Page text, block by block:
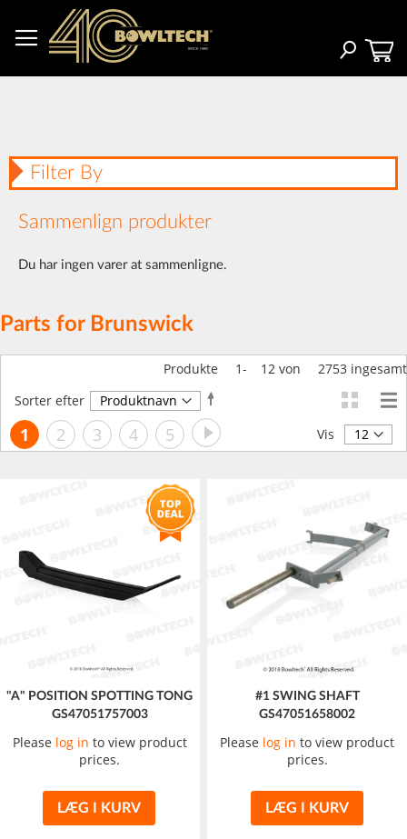
Content
Search
Parts for Brunswick
Produkte 1- 12 von 2753 ingesamt
Sorter efter
Faldende
orden
Side
Du
1 Side
2 Side
3 Side
4 Side
5 Side
Videre Vis
"A" POSITION SPOTTING TONG
GS47051757003
Please log in to view product
prices.
LÆG I KURV
#1 SWING SHAFT
GS47051658002
Please log in to view product
prices.
LÆG I KURV
Filter By
Sammenlign produkter
Du har ingen varer at sammenligne.